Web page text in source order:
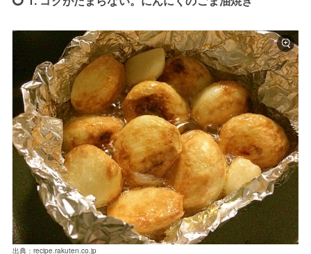
出典：recipe.rakuten.co.jp